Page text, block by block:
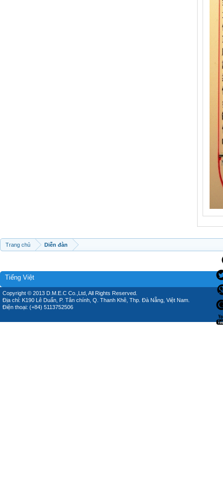
Trang chủ Diễn đàn
Tiếng Việt
Copyright © 2013 D.M.E.C Co.,Ltd, All Rights Reserved.
Địa chỉ: K190 Lê Duẩn, P. Tân chính, Q. Thanh Khê, Thp. Đà Nẵng, Việt Nam.
Điện thoại: (+84) 5113752506